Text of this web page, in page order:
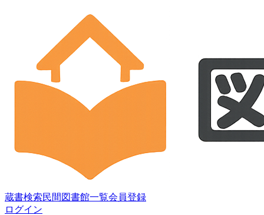
蔵書検索民間図書館一覧会員登録
ログイン